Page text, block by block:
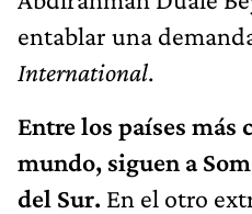
entablar una
International.
Entre los países más
mundo, siguen a
del Sur. En el otro